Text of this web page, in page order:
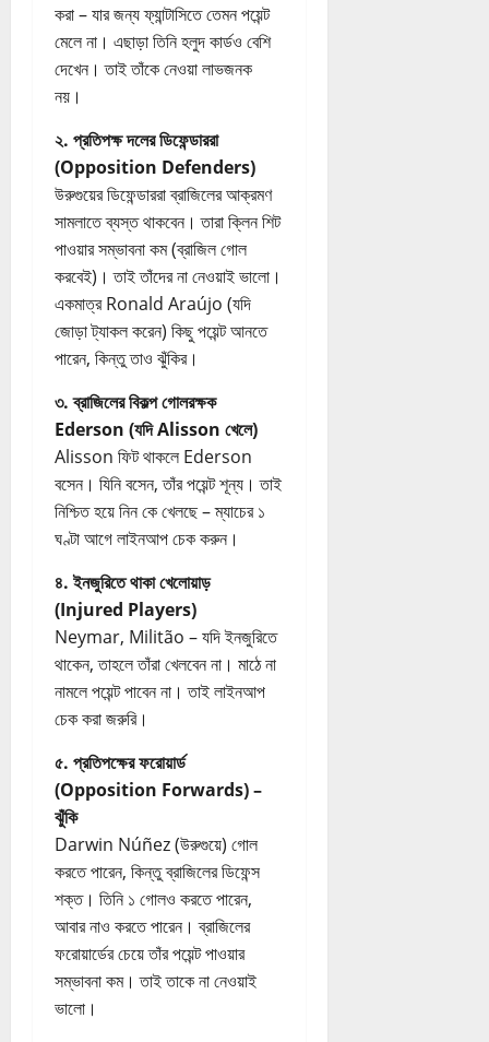
করা – যার জন্য ফ্যান্টাসিতে তেমন পয়েন্ট
মেলে না। এছাড়া তিনি হলুদ কার্ডও বেশি
দেখেন। তাই তাঁকে নেওয়া লাভজনক
নয়।
২. প্রতিপক্ষ দলের ডিফেন্ডাররা
(Opposition Defenders)
উরুগুয়ের ডিফেন্ডাররা ব্রাজিলের আক্রমণ
সামলাতে ব্যস্ত থাকবেন। তারা ক্লিন শিট
পাওয়ার সম্ভাবনা কম (ব্রাজিল গোল
করবেই)। তাই তাঁদের না নেওয়াই ভালো।
একমাত্র Ronald Araújo (যদি
জোড়া ট্যাকল করেন) কিছু পয়েন্ট আনতে
পারেন, কিন্তু তাও ঝুঁকির।
৩. ব্রাজিলের বিকল্প গোলরক্ষক
Ederson (যদি Alisson খেলে)
Alisson ফিট থাকলে Ederson
বসেন। যিনি বসেন, তাঁর পয়েন্ট শূন্য। তাই
নিশ্চিত হয়ে নিন কে খেলছে – ম্যাচের ১
ঘণ্টা আগে লাইনআপ চেক করুন।
৪. ইনজুরিতে থাকা খেলোয়াড়
(Injured Players)
Neymar, Militão – যদি ইনজুরিতে
থাকেন, তাহলে তাঁরা খেলবেন না। মাঠে না
নামলে পয়েন্ট পাবেন না। তাই লাইনআপ
চেক করা জরুরি।
৫. প্রতিপক্ষের ফরোয়ার্ড
(Opposition Forwards) –
ঝুঁকি
Darwin Núñez (উরুগুয়ে) গোল
করতে পারেন, কিন্তু ব্রাজিলের ডিফেন্স
শক্ত। তিনি ১ গোলও করতে পারেন,
আবার নাও করতে পারেন। ব্রাজিলের
ফরোয়ার্ডের চেয়ে তাঁর পয়েন্ট পাওয়ার
সম্ভাবনা কম। তাই তাকে না নেওয়াই
ভালো।